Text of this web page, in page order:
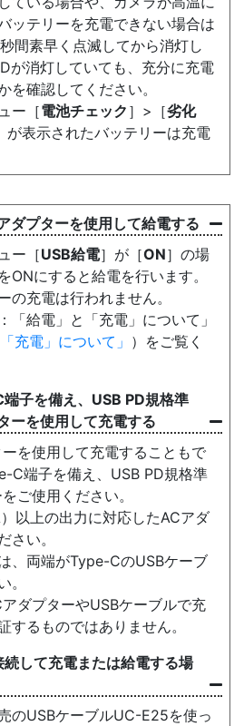
ッテリーを充電できない場合は
間素早く点滅してから消灯し
が消灯していても、充分に充電
を確認してください。
ー［電池チェック ］>［劣化
が表示されたバッテリーは充電
ダプターを使用して給電する
ー［USB給電］が［ON］の場
ONにすると給電を行います。
の充電は行われません。
「給電」と「充電」について」
充電」について
）をご覧く
子を備え、USB PD規格準
ーを使用して充電する
を使用して充電することもで
C端子を備え、USB PD規格準
ご使用ください。
以上の出力に対応したACアダ
さい。
、両端がType-CのUSBケーブ
。
ダプターやUSBケーブルで充
するものではありません。
して充電または給電する場
のUSBケーブルUC-E25を使っ